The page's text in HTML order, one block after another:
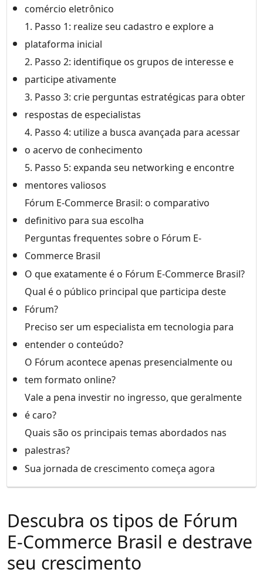
comércio eletrônico
1. Passo 1: realize seu cadastro e explore a
plataforma inicial
2. Passo 2: identifique os grupos de interesse e
participe ativamente
3. Passo 3: crie perguntas estratégicas para obter
respostas de especialistas
4. Passo 4: utilize a busca avançada para acessar
o acervo de conhecimento
5. Passo 5: expanda seu networking e encontre
mentores valiosos
Fórum E-Commerce Brasil: o comparativo
definitivo para sua escolha
Perguntas frequentes sobre o Fórum E-
Commerce Brasil
O que exatamente é o Fórum E-Commerce Brasil?
Qual é o público principal que participa deste
Fórum?
Preciso ser um especialista em tecnologia para
entender o conteúdo?
O Fórum acontece apenas presencialmente ou
tem formato online?
Vale a pena investir no ingresso, que geralmente
é caro?
Quais são os principais temas abordados nas
palestras?
Sua jornada de crescimento começa agora
Descubra os tipos de Fórum
E-Commerce Brasil e destrave
seu crescimento